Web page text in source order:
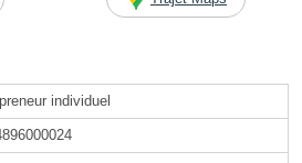
individuel